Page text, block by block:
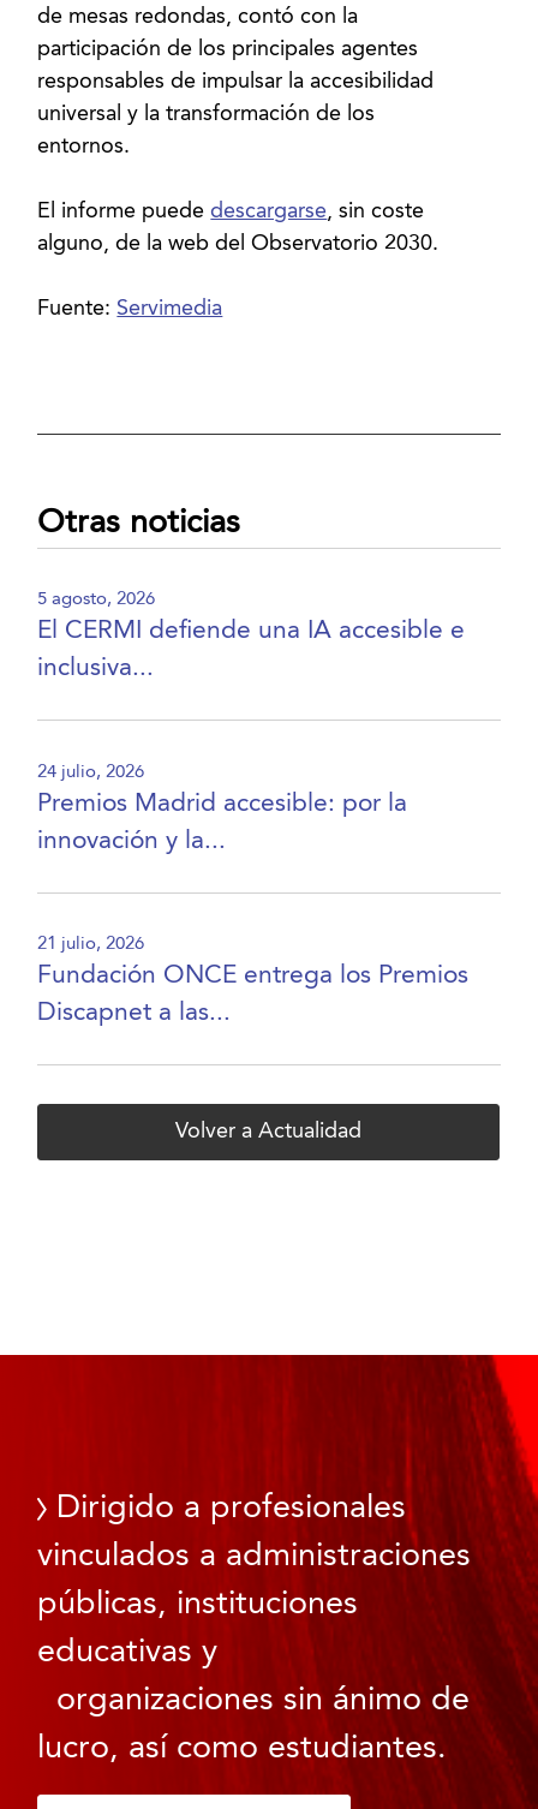
de mesas redondas, contó con la
participación de los principales agentes
responsables de impulsar la accesibilidad
universal y la transformación de los
entornos.
El informe puededescargarse , sin coste
alguno, de la web del Observatorio 2030.
Fuente: Servimedia
Otras noticias
5 agosto, 2026
El CERMI defiende una IA accesible e
inclusiva...
24 julio, 2026
Premios Madrid accesible: por la
innovación y la...
21 julio, 2026
Fundación ONCE entrega los Premios
Discapnet a las...
Volver a Actualidad
Dirigido a profesionales
vinculados a administraciones
públicas, instituciones
educativas y
organizaciones sin ánimo de
lucro, así como estudiantes.